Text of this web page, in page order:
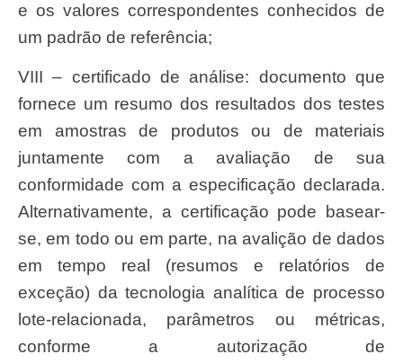
e os valores correspondentes conhecidos de
um padrão de referência;
VIII – certificado de análise: documento que
fornece um resumo dos resultados dos testes
em amostras de produtos ou de materiais
juntamente com a avaliação de sua
conformidade com a especificação declarada.
Alternativamente, a certificação pode basear-
se, em todo ou em parte, na avalição de dados
em tempo real (resumos e relatórios de
exceção) da tecnologia analítica de processo
lote-relacionada, parâmetros ou métricas,
conforme a autorização de